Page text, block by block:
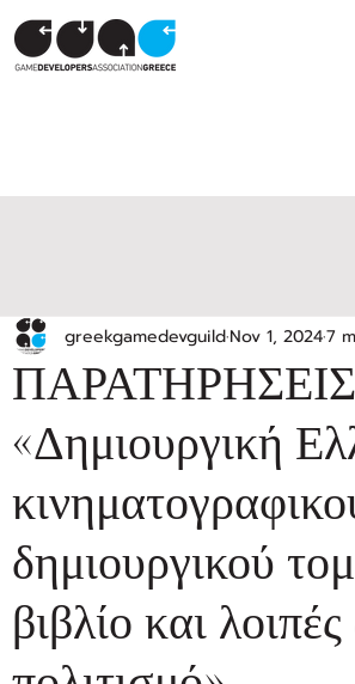
«Δημιουργική
δημιουργικού
βιβλίο και
greekgamedevguildNov 1, 20247